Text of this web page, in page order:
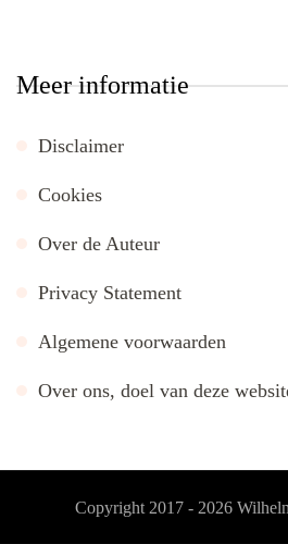
Meer informatie
Disclaimer
Cookies
Over de Auteur
Privacy Statement
Algemene voorwaarden
Over ons, doel van deze
Copyright 2017 - 2026